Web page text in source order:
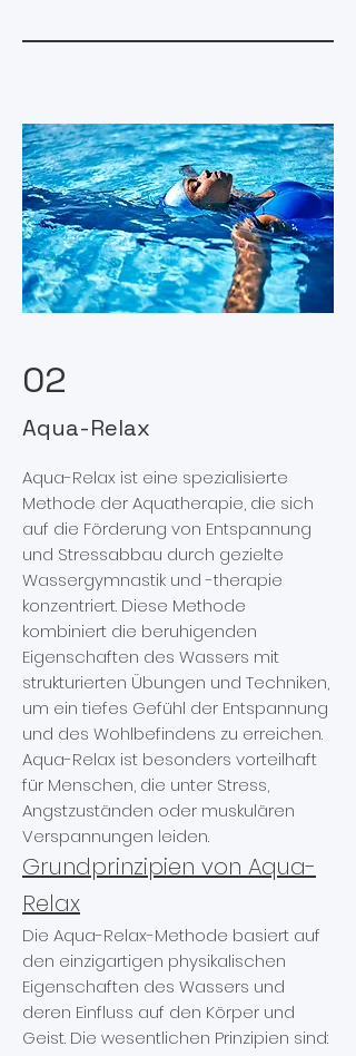
02
Aqua-Relax
Aqua-Relax ist eine spezialisierte
Methode der Aquatherapie, die sich
auf die Förderung von Entspannung
und Stressabbau durch gezielte
Wassergymnastik und -therapie
konzentriert. Diese Methode
kombiniert die beruhigenden
Eigenschaften des Wassers mit
strukturierten Übungen und Techniken,
um ein tiefes Gefühl der Entspannung
und des Wohlbefindens zu erreichen.
Aqua-Relax ist besonders vorteilhaft
für Menschen, die unter Stress,
Angstzuständen oder muskulären
Verspannungen leiden.
Grundprinzipien von Aqua-
Relax
Die Aqua-Relax-Methode basiert auf
den einzigartigen physikalischen
Eigenschaften des Wassers und
deren Einfluss auf den Körper und
Geist. Die wesentlichen Prinzipien sind: